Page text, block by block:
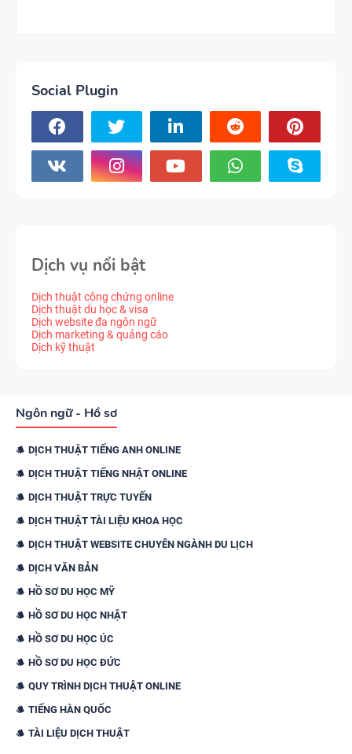
Social Plugin
Dịch vụ nổi bật
Dịch thuật công chứng online
Dịch thuật du học & visa
Dịch website đa ngôn ngữ
Dịch marketing & quảng cáo
Dịch kỹ thuật
Ngôn ngữ - Hồ sơ
DỊCH THUẬT TIẾNG ANH ONLINE
DỊCH THUẬT TIẾNG NHẬT ONLINE
DỊCH THUẬT TRỰC TUYẾN
DỊCH THUẬT TÀI LIỆU KHOA HỌC
DỊCH THUẬT WEBSITE CHUYÊN NGÀNH DU LỊCH
DỊCH VĂN BẢN
HỒ SƠ DU HỌC MỸ
HỒ SƠ DU HỌC NHẬT
HỒ SƠ DU HỌC ÚC
HỒ SƠ DU HỌC ĐỨC
QUY TRÌNH DỊCH THUẬT ONLINE
TIẾNG HÀN QUỐC
TÀI LIỆU DỊCH THUẬT